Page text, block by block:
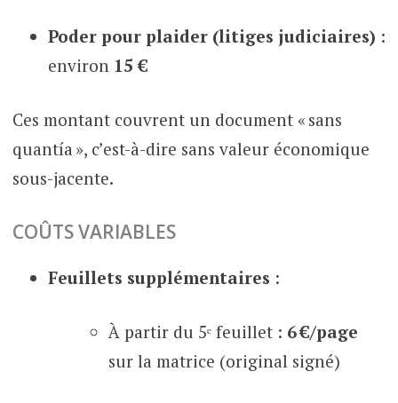
Poder pour plaider (litiges judiciaires) :
environ 15 €
Ces montant couvrent un document « sans
quantía », c’est-à-dire sans valeur économique
sous-jacente.
COÛTS VARIABLES
Feuillets supplémentaires :
À partir du 5ᵉ feuillet : 6 €/page
sur la matrice (original signé)